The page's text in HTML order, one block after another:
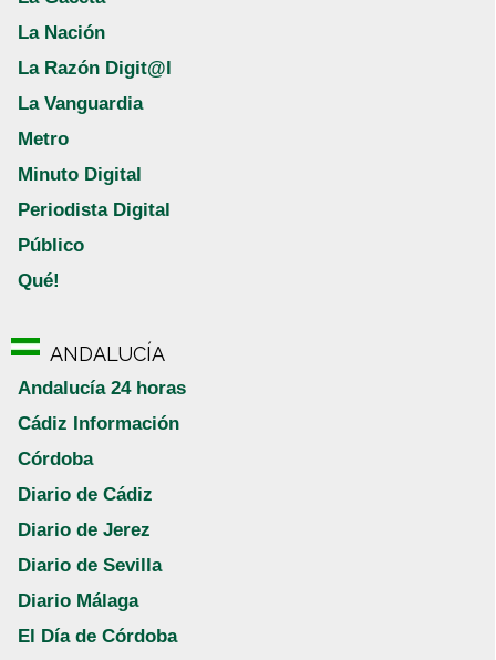
La Nación
La Razón Digit@l
La Vanguardia
Metro
Minuto Digital
Periodista Digital
Público
Qué!
ANDALUCÍA
Andalucía 24 horas
Cádiz Información
Córdoba
Diario de Cádiz
Diario de Jerez
Diario de Sevilla
Diario Málaga
El Día de Córdoba